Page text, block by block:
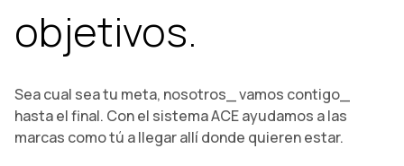
objetivos.
Sea cual sea tu meta, nosotros_ vamos contigo_
hasta el final. Con el sistema ACE ayudamos a las
marcas como tú a llegar allí donde quieren estar.